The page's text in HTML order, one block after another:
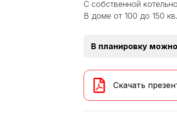
С собственной
В доме от 100 до 150
В планировку
Скачать